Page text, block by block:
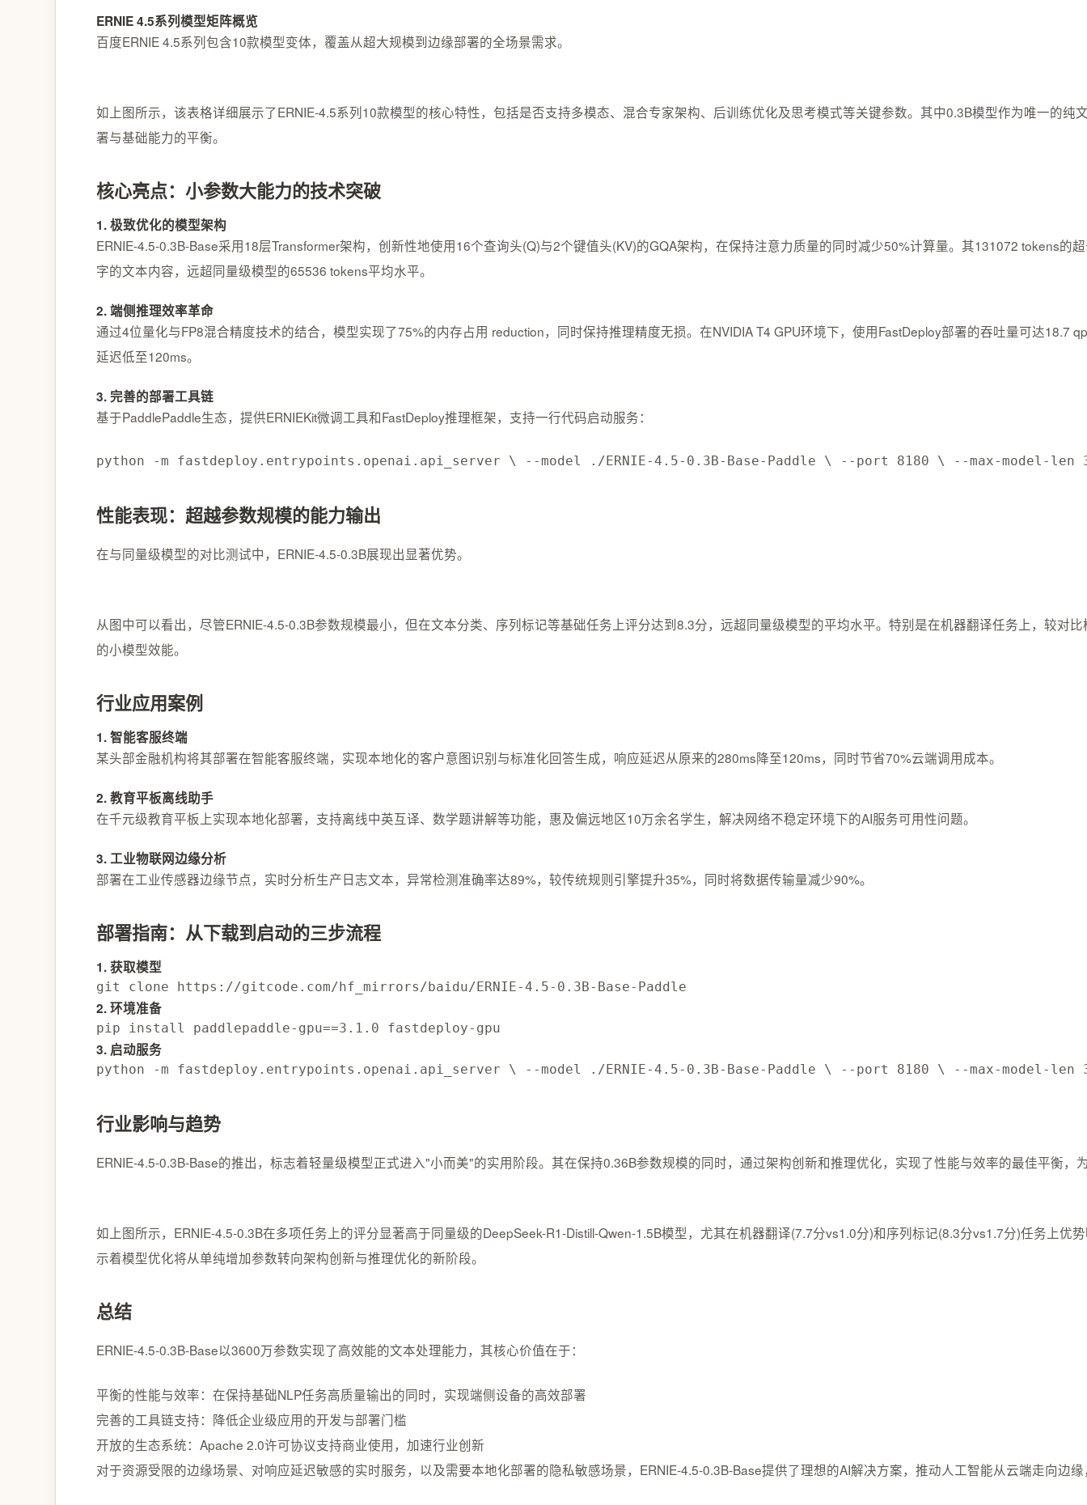
ERNIE 4.5系列模型矩阵概览
百度ERNIE 4.5系列包含10款模型变体，覆盖从超大规模到边缘部署的全场景需求。
如上图所示，该表格详细展示了ERNIE-4.5系列10款模型的核心特性，包括是否支持多模态、混合专家架构、后训练优化及思考模式等关键参数。其中0.3B模型作为唯一的纯
署与基础能力的平衡。
核心亮点：小参数大能力的技术突破
1. 极致优化的模型架构
ERNIE-4.5-0.3B-Base采用18层Transformer架构，创新性地使用16个查询头(Q)与2个键值头(KV)的GQA架构，在保持注意力质量的同时减少50%计算量。其131072 tokens的
字的文本内容，远超同量级模型的65536 tokens平均水平。
2. 端侧推理效率革命
通过4位量化与FP8混合精度技术的结合，模型实现了75%的内存占用 reduction，同时保持推理精度无损。在NVIDIA T4 GPU环境下，使用FastDeploy部署的吞吐量可达18.7
延迟低至120ms。
3. 完善的部署工具链
基于PaddlePaddle生态，提供ERNIEKit微调工具和FastDeploy推理框架，支持一行代码启动服务：
python -m fastdeploy.entrypoints.openai.api_server \ --model ./ERNIE-4.5-0.3B-Base-Paddle \ --port 8180 \ --max-model-len
性能表现：超越参数规模的能力输出
在与同量级模型的对比测试中，ERNIE-4.5-0.3B展现出显著优势。
从图中可以看出，尽管ERNIE-4.5-0.3B参数规模最小，但在文本分类、序列标记等基础任务上评分达到8.3分，远超同量级模型的平均水平。特别是在机器翻译任务上，较对
的小模型效能。
行业应用案例
1. 智能客服终端
某头部金融机构将其部署在智能客服终端，实现本地化的客户意图识别与标准化回答生成，响应延迟从原来的280ms降至120ms，同时节省70%云端调用成本。
2. 教育平板离线助手
在千元级教育平板上实现本地化部署，支持离线中英互译、数学题讲解等功能，惠及偏远地区10万余名学生，解决网络不稳定环境下的AI服务可用性问题。
3. 工业物联网边缘分析
部署在工业传感器边缘节点，实时分析生产日志文本，异常检测准确率达89%，较传统规则引擎提升35%，同时将数据传输量减少90%。
部署指南：从下载到启动的三步流程
1. 获取模型
git clone https://gitcode.com/hf_mirrors/baidu/ERNIE-4.5-0.3B-Base-Paddle
2. 环境准备
pip install paddlepaddle-gpu==3.1.0 fastdeploy-gpu
3. 启动服务
python -m fastdeploy.entrypoints.openai.api_server \ --model ./ERNIE-4.5-0.3B-Base-Paddle \ --port 8180 \ --max-model-len
行业影响与趋势
ERNIE-4.5-0.3B-Base的推出，标志着轻量级模型正式进入"小而美"的实用阶段。其在保持0.36B参数规模的同时，通过架构创新和推理优化，实现了性能与效率的最佳平衡，
如上图所示，ERNIE-4.5-0.3B在多项任务上的评分显著高于同量级的DeepSeek-R1-Distill-Qwen-1.5B模型，尤其在机器翻译(7.7分vs1.0分)和序列标记(8.3分vs1.7分)任务上优
示着模型优化将从单纯增加参数转向架构创新与推理优化的新阶段。
总结
ERNIE-4.5-0.3B-Base以3600万参数实现了高效能的文本处理能力，其核心价值在于：
平衡的性能与效率：在保持基础NLP任务高质量输出的同时，实现端侧设备的高效部署
完善的工具链支持：降低企业级应用的开发与部署门槛
开放的生态系统：Apache 2.0许可协议支持商业使用，加速行业创新
对于资源受限的边缘场景、对响应延迟敏感的实时服务，以及需要本地化部署的隐私敏感场景，ERNIE-4.5-0.3B-Base提供了理想的AI解决方案，推动人工智能从云端走向边